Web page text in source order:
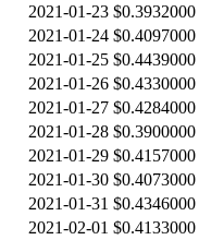
2021-01-23 $0.3932000
2021-01-24 $0.4097000
2021-01-25 $0.4439000
2021-01-26 $0.4330000
2021-01-27 $0.4284000
2021-01-28 $0.3900000
2021-01-29 $0.4157000
2021-01-30 $0.4073000
2021-01-31 $0.4346000
2021-02-01 $0.4133000